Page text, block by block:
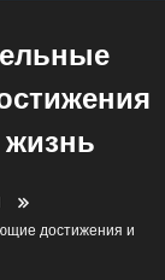
жизнь
достижения и